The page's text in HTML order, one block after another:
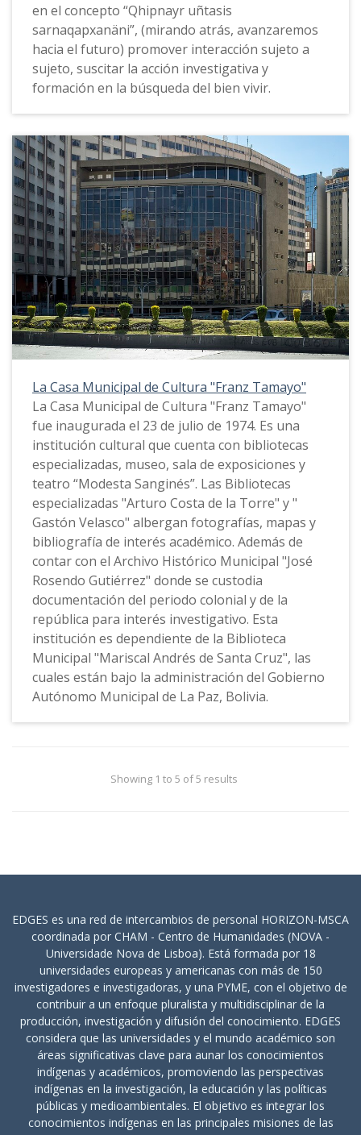
en el concepto “Qhipnayr uñtasis
sarnaqapxanäni”, (mirando atrás, avanzaremos
hacia el futuro) promover interacción sujeto a
sujeto, suscitar la acción investigativa y
formación en la búsqueda del bien vivir.
La Casa Municipal de Cultura "Franz Tamayo"
La Casa Municipal de Cultura "Franz Tamayo"
fue inaugurada el 23 de julio de 1974. Es una
institución cultural que cuenta con bibliotecas
especializadas, museo, sala de exposiciones y
teatro “Modesta Sanginés”. Las Bibliotecas
especializadas "Arturo Costa de la Torre" y "
Gastón Velasco" albergan fotografías, mapas y
bibliografía de interés académico. Además de
contar con el Archivo Histórico Municipal "José
Rosendo Gutiérrez" donde se custodia
documentación del periodo colonial y de la
república para interés investigativo. Esta
institución es dependiente de la Biblioteca
Municipal "Mariscal Andrés de Santa Cruz", las
cuales están bajo la administración del Gobierno
Autónomo Municipal de La Paz, Bolivia.
Showing 1 to 5 of 5 results
EDGES es una red de intercambios de personal HORIZON-MSCA
coordinada por CHAM - Centro de Humanidades (NOVA -
Universidade Nova de Lisboa). Está formada por 18
universidades europeas y americanas con más de 150
investigadores e investigadoras, y una PYME, con el objetivo de
contribuir a un enfoque pluralista y multidisciplinar de la
producción, investigación y difusión del conocimiento. EDGES
considera que las universidades y el mundo académico son
áreas significativas clave para aunar los conocimientos
indígenas y académicos, promoviendo las perspectivas
indígenas en la investigación, la educación y las políticas
públicas y medioambientales. El objetivo es integrar los
conocimientos indígenas en las principales misiones de las